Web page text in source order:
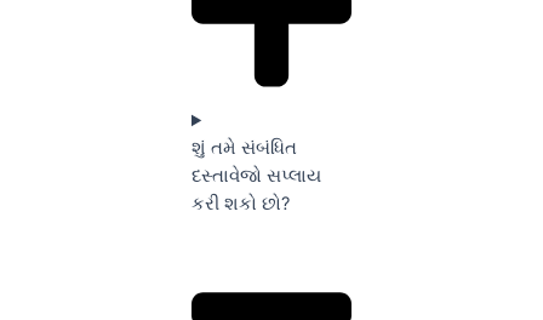
શું તમે સંબંધિત
દસ્તાવેજો સપ્લાય
કરી શકો છો?